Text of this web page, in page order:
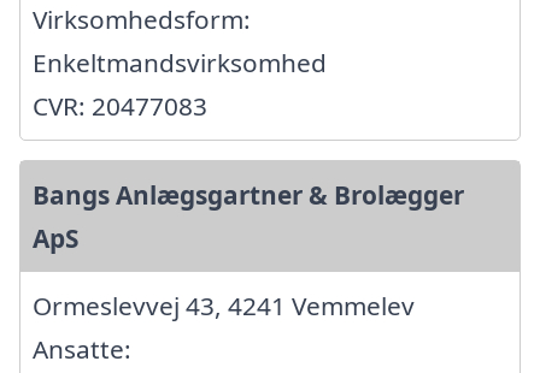
Virksomhedsform:
Enkeltmandsvirksomhed
CVR: 20477083
Bangs Anlægsgartner & Brolægger
ApS
Ormeslevvej 43, 4241 Vemmelev
Ansatte: